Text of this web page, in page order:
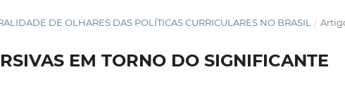
DE OLHARES DAS POLÍTICAS CURRICULARES NO BRASIL /
EM TORNO DO SIGNIFICANTE